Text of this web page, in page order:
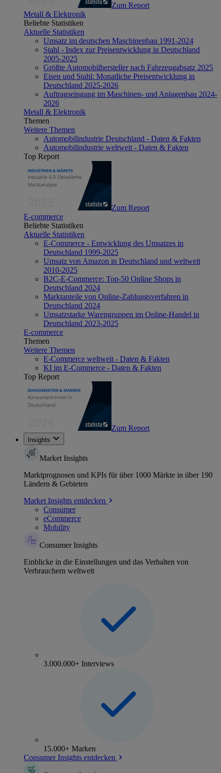
Zum Report
Metall & Elektronik
Beliebte Statistiken
Aktuelle Statistiken
Umsatz im deutschen Maschinenbau 1991-2024
Stahl - Index zur Preisentwicklung in Deutschland
2005-2025
Größte Automobilhersteller nach Fahrzeugabsatz 2025
Eisen und Stahl: Monatliche Preisentwicklung in
Deutschland 2025-2026
Auftragseingang im Maschinen- und Anlagenbau 2024-
2026
Metall & Elektronik
Themen
Weitere Themen
Automobilindustrie Deutschland - Daten & Fakten
Automobilindustrie weltweit - Daten & Fakten
Top Report
Zum Report
E-commerce
Beliebte Statistiken
Aktuelle Statistiken
E-Commerce - Entwicklung des Umsatzes in
Deutschland 1999-2025
Umsatz von Amazon in Deutschland und weltweit
2010-2025
B2C-E-Commerce: Top-50 Online Shops in
Deutschland 2024
Marktanteile von Online-Zahlungsverfahren in
Deutschland 2024
Umsatzstarke Warengruppen im Online-Handel in
Deutschland 2023-2025
E-commerce
Themen
Weitere Themen
E-Commerce weltweit - Daten & Fakten
KI im E-Commerce - Daten & Fakten
Top Report
Zum Report
Insights
Market Insights
Marktprognosen und KPIs für über 1000 Märkte in über 190
Ländern & Gebieten
Market Insights entdecken
Consumer
eCommerce
Mobility
Consumer Insights
Einblicke in die Einstellungen und das Verhalten von
Verbrauchern weltweit
3.000.000+ Interviews
15.000+ Marken
Consumer Insights entdecken